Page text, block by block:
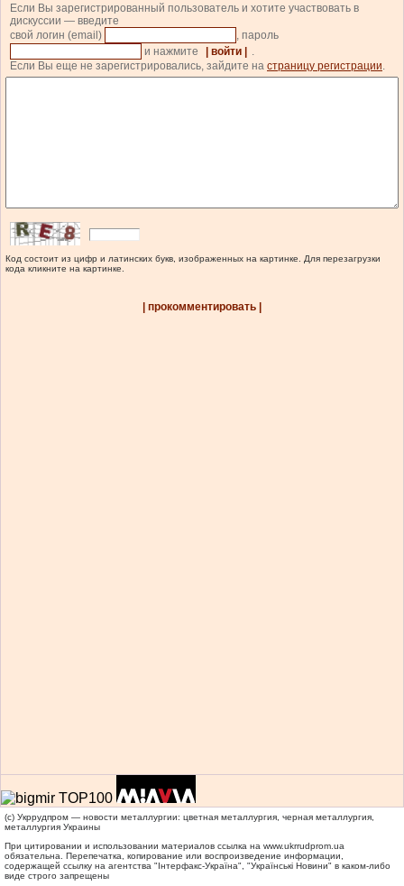
Если Вы зарегистрированный пользователь и хотите участвовать в
дискуссии — введите
свой логин (email)
, пароль
и нажмите
| войти |
Если Вы еще не зарегистрировались, зайдите на страницу регистрации
Код состоит из цифр и латинских букв, изображенных на картинке. Для перезагрузки
кода кликните на картинке.
| прокомментировать |
(c) Укррудпром — новости металлургии: цветная металлургия, черная металлургия,
металлургия Украины
При цитировании и использовании материалов ссылка на www.ukrrudprom.ua
обязательна. Перепечатка, копирование или воспроизведение информации,
содержащей ссылку на агентства "Iнтерфакс-Україна", "Українськi Новини" в каком-либо
виде строго запрещены